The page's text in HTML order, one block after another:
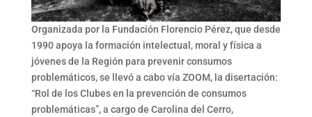
Organizada por la Fundación Florencio Pérez, que desde
1990 apoya la formación intelectual, moral y física a
jóvenes de la Región para prevenir consumos
problemáticos, se llevó a cabo vía ZOOM, la disertación:
“Rol de los Clubes en la prevención de consumos
problemáticas”, a cargo de Carolina del Cerro,